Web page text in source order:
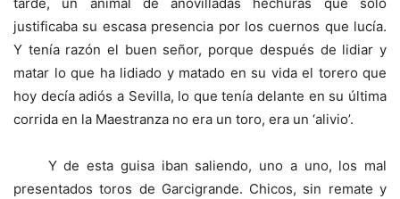
justificaba su escasa presencia por los cuernos que lucía.
Y tenía razón el buen señor, porque después de lidiar y
matar lo que ha lidiado y matado en su vida el torero que
hoy decía adiós a Sevilla, lo que tenía delante en su última
corrida en la Maestranza no era un toro, era un ‘alivio’.
Y de esta guisa iban saliendo, uno a uno, los mal
presentados toros de Garcigrande. Chicos, sin remate y